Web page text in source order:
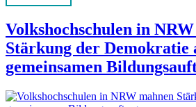
Volkshochschulen in
Stärkung der Demokratie
gemeinsamen